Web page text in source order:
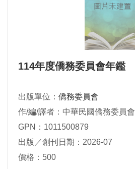
114年度僑務委員會年鑑
出版單位： 僑務委員會
作/編/譯者：中華民國僑務委員會
GPN：1011500879
出版／創刊日期：2026-07
價格：500